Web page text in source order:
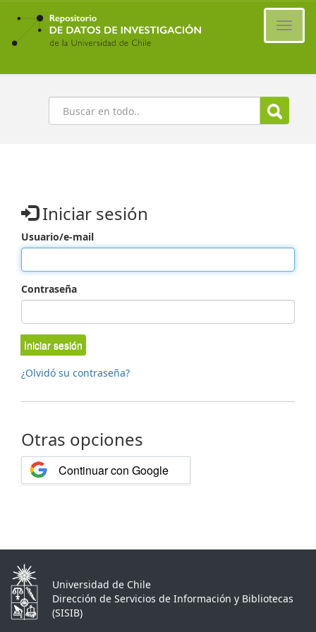
Ir
contenido
principal
Buscar
Iniciar sesión
Usuario/e-mail
Contraseña
Iniciar sesión
¿Olvidó su contraseña?
Otras opciones
Continuar con Google
Universidad de Chile
Dirección de Servicios de Información y Bibliotecas
(SISIB)